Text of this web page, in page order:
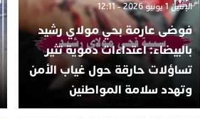
الإثنين 1 يونيو 2026 - 12:11
فوضى عارمة بحي مولاي رشيد
بالبيضاء: اعتداءات دموية تثير
تساؤلات حارقة حول غياب الأمن
وتهدد سلامة المواطنين